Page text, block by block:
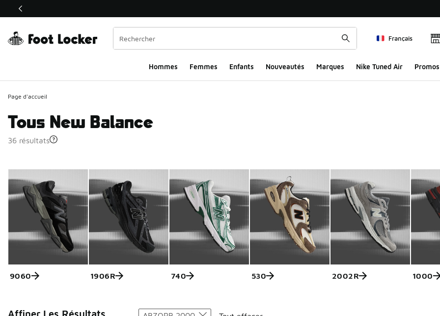
Ce lien ouvrira une nouvelle fenêtre
Français
Hommes​ Femmes Enfants Nouveautés Marques Nike Tuned Air Promos
Page d'accueil
Tous New Balance
36 résultats
9060 1906R 740 530 2002R 1000
Search Results